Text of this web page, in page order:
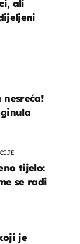
nesreća!
tijelo:
se radi
je
ali